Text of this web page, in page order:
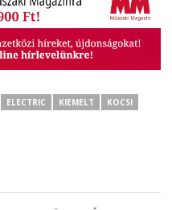
ELECTRIC KIEMELT
KOCSI